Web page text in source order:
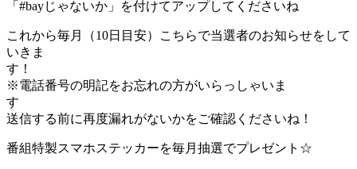
「#bayじゃないか」を付けてアップしてくださいね
これから毎月（10日目安）こちらで当選者のお知らせをして
いきま
す
※電話番号の明記をお忘れの方がいらっしゃいま
送信する前に再度漏れがないかをご確認くださいね！
番組特製スマホステッカーを毎月抽選でプレゼント☆